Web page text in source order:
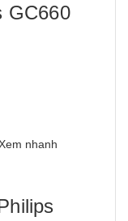
GC660
nhanh